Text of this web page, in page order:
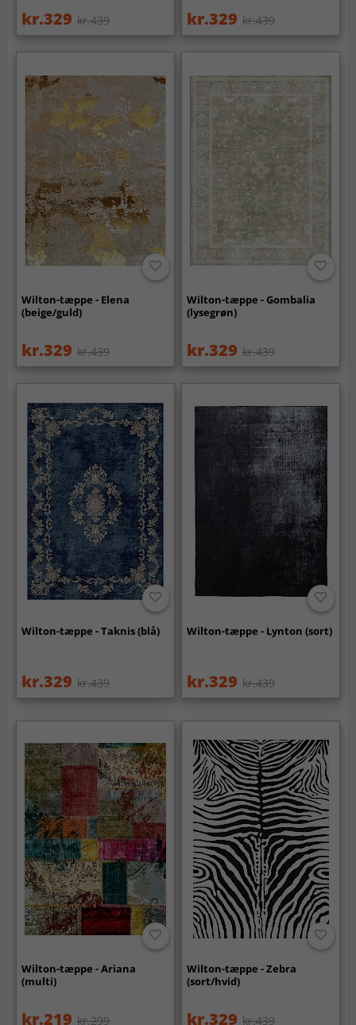
kr.329 kr.439 kr.329 kr.439
Wilton-tæppe - Elena
(beige/guld)
kr.329 kr.439
Wilton-tæppe - Gombalia
(lysegrøn)
kr.329 kr.439
Wilton-tæppe - Taknis (blå)
kr.329 kr.439
Wilton-tæppe - Lynton (sort)
kr.329 kr.439
Wilton-tæppe - Ariana
(multi)
kr.219 kr.299
Wilton-tæppe - Zebra
(sort/hvid)
kr.329 kr.439